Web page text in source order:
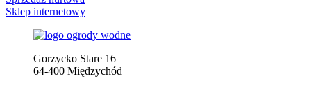
Sklep internetowy
Gorzycko Stare 16
64-400 Międzychód